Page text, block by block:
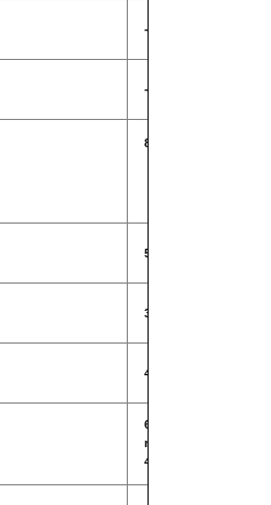
-km/L
-km/L
8km/L
5.8m
3996cc
460ps
660（67.3）
n・m（kg・m）
4500rpm